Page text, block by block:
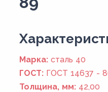
Марка: сталь 40
ГОСТ: ГОСТ 14637 -
Толщина, мм: 42,00